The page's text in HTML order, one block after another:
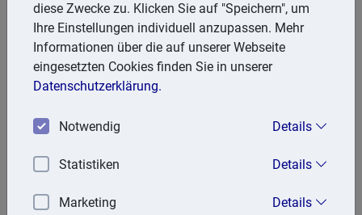
E-Mail:FGlanert@aol.com
Aktuell
02.06.2026
Änderung bei der steuerlichen Behandlung von
außerordentlichen Einkünften ab dem
Veranlagungszeitraum 2025
diese Zwecke zu. Klicken Sie auf "Speichern", um
Ihre Einstellungen individuell anzupassen. Mehr
Informationen über die auf unserer Webseite
eingesetzten Cookies finden Sie in unserer
Datenschutzerklärung.
Notwendig Details
Statistiken Details
Marketing Details